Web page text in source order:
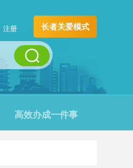
注册 长者关爱模式
高效办成一件事